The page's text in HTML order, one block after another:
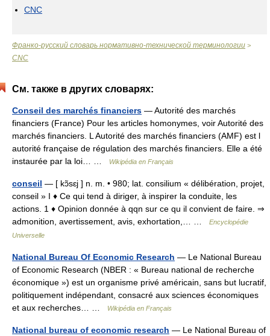
CNC
Франко-русский словарь нормативно-технической терминологии >
CNC
См. также в других словарях:
Conseil des marchés financiers — Autorité des marchés
financiers (France) Pour les articles homonymes, voir Autorité des
marchés financiers. L Autorité des marchés financiers (AMF) est l
autorité française de régulation des marchés financiers. Elle a été
instaurée par la loi… …
Wikipédia en Français
conseil — [ kɔ̃sɛj ] n. m. • 980; lat. consilium « délibération, projet,
conseil » I ♦ Ce qui tend à diriger, à inspirer la conduite, les
actions. 1 ♦ Opinion donnée à qqn sur ce qu il convient de faire. ⇒
admonition, avertissement, avis, exhortation,… …
Encyclopédie
Universelle
National Bureau Of Economic Research — Le National Bureau
of Economic Research (NBER : « Bureau national de recherche
économique ») est un organisme privé américain, sans but lucratif,
politiquement indépendant, consacré aux sciences économiques
et aux recherches… …
Wikipédia en Français
National bureau of economic research — Le National Bureau of